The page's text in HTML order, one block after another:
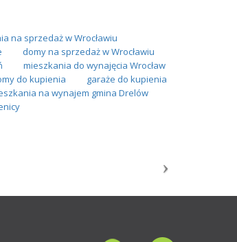
na sprzedaż w Wrocławiu
domy na sprzedaż w Wrocławiu
mieszkania do wynajęcia Wrocław
do kupienia
garaże do kupienia
na wynajem gmina Drelów